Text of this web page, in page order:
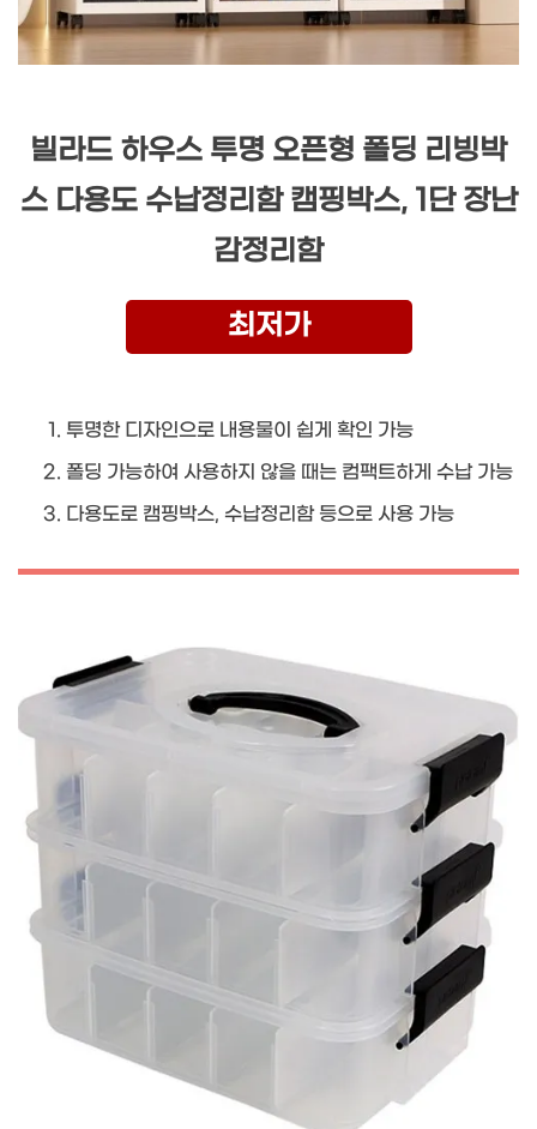
빌라드 하우스 투명 오픈형 폴딩 리빙박
스 다용도 수납정리함 캠핑박스, 1단 장난
감정리함
최저가
투명한 디자인으로 내용물이 쉽게 확인 가능
폴딩 가능하여 사용하지 않을 때는 컴팩트하게 수납 가능
다용도로 캠핑박스, 수납정리함 등으로 사용 가능